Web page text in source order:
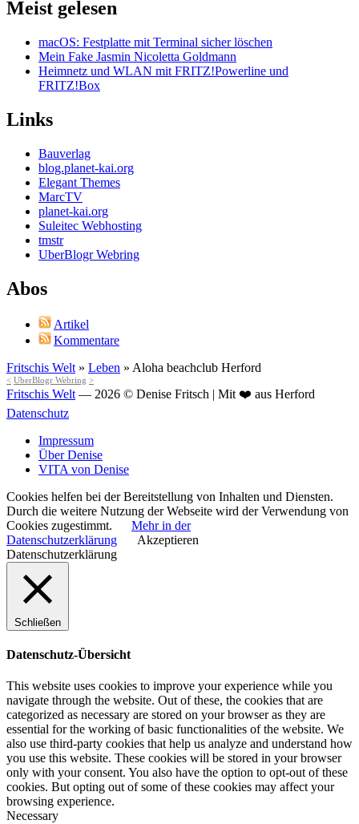
Meist gelesen
macOS: Festplatte mit Terminal sicher löschen
Mein Fake Jasmin Nicoletta Goldmann
Heimnetz und WLAN mit FRITZ!Powerline und
FRITZ!Box
Links
Bauverlag
blog.planet-kai.org
Elegant Themes
MarcTV
planet-kai.org
Suleitec Webhosting
tmstr
UberBlogr Webring
Abos
Artikel
Kommentare
Fritschis Welt » Leben » Aloha beachclub Herford
< UberBlogr Webring >
Fritschis Welt — 2026 © Denise Fritsch | Mit ❤️ aus Herford
Datenschutz
Impressum
Über Denise
VITA von Denise
Cookies helfen bei der Bereitstellung von Inhalten und Diensten.
Durch die weitere Nutzung der Webseite wird der Verwendung von
Cookies zugestimmt.
Mehr in der
Datenschutzerklärung
Akzeptieren
Datenschutzerklärung
Schließen
Datenschutz-Übersicht
This website uses cookies to improve your experience while you
navigate through the website. Out of these, the cookies that are
categorized as necessary are stored on your browser as they are
essential for the working of basic functionalities of the website. We
also use third-party cookies that help us analyze and understand how
you use this website. These cookies will be stored in your browser
only with your consent. You also have the option to opt-out of these
cookies. But opting out of some of these cookies may affect your
browsing experience.
Necessary